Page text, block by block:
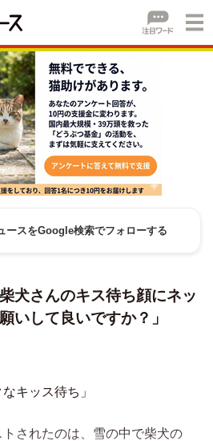
ースをGoogle検索でフォローする
犬さんのキス待ち顔にネッ
いして良いですか？」
キッス待ち」
されたのは、雪の中で柴犬の